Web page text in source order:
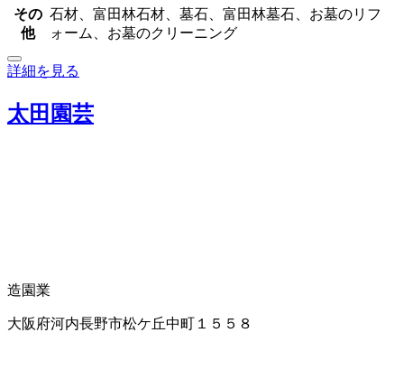
その
他
石材、富田林石材、墓石、富田林墓石、お墓のリフ
ォーム、お墓のクリーニング
詳細を見る
太田園芸
造園業
大阪府河内長野市松ケ丘中町１５５８